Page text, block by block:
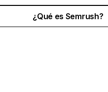
¿Qué es Semrush?